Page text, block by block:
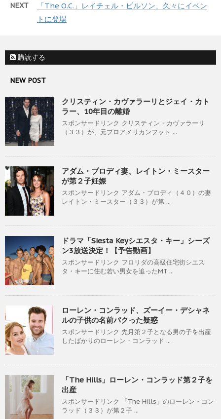
NEXT
「The O.C.」レイチェル・ビルソン、久々にイベン
トに登場
購読する
NEW POST
クリスティン・カヴァラーリとジェイ・カト
ラー、10年目の離婚
スポンサードリンク クリスティン・カヴァラーリ
（３３）が、元プロアメリカンフット ...
アダム・ブロディ妻、レイトン・ミースター
が第２子妊娠
スポンサードリンク アダム・ブロディ（４０）の妻
レイトン・ミースター（３３）が第 ...
ドラマ「Siesta Keyシエスタ・キー」シーズ
ン3放送決定！【予告動画】
スポンサードリンク フロリダの高級住宅街シエス
タ・キーに住む若い男女を追ったMT ...
ローレン・コンラッド、ズーイー・デシャネ
ルの子供の名前パクった疑惑
スポンサードリンク 先月第２子となる男の子を出産
したばかりのローレン・コンラッド ...
「The Hills」ローレン・コンラッド第２子を
出産
スポンサードリンク 「The Hills」のローレン・コン
ラッド（３３）が第２子 ...